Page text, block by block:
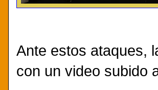
Ante estos ataques,
con un video subido